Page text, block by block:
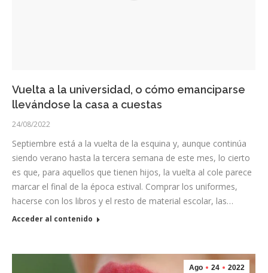
Vuelta a la universidad, o cómo emanciparse
llevándose la casa a cuestas
24/08/2022
Septiembre está a la vuelta de la esquina y, aunque continúa
siendo verano hasta la tercera semana de este mes, lo cierto
es que, para aquellos que tienen hijos, la vuelta al cole parece
marcar el final de la época estival. Comprar los uniformes,
hacerse con los libros y el resto de material escolar, las…
Acceder al contenido
Ago 24 2022